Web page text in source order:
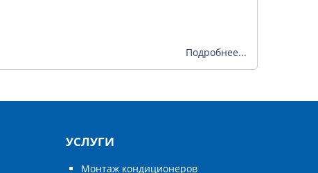
Подробнее...
УСЛУГИ
Монтаж кондиционеров